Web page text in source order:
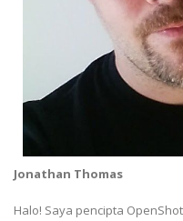
Jonathan Thomas
Halo! Saya pencipta